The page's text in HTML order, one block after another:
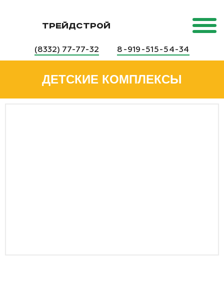
ТРЕЙДСТРОЙ
(8332) 77-77-32 8-919-515-54-34
ДЕТСКИЕ КОМПЛЕКСЫ